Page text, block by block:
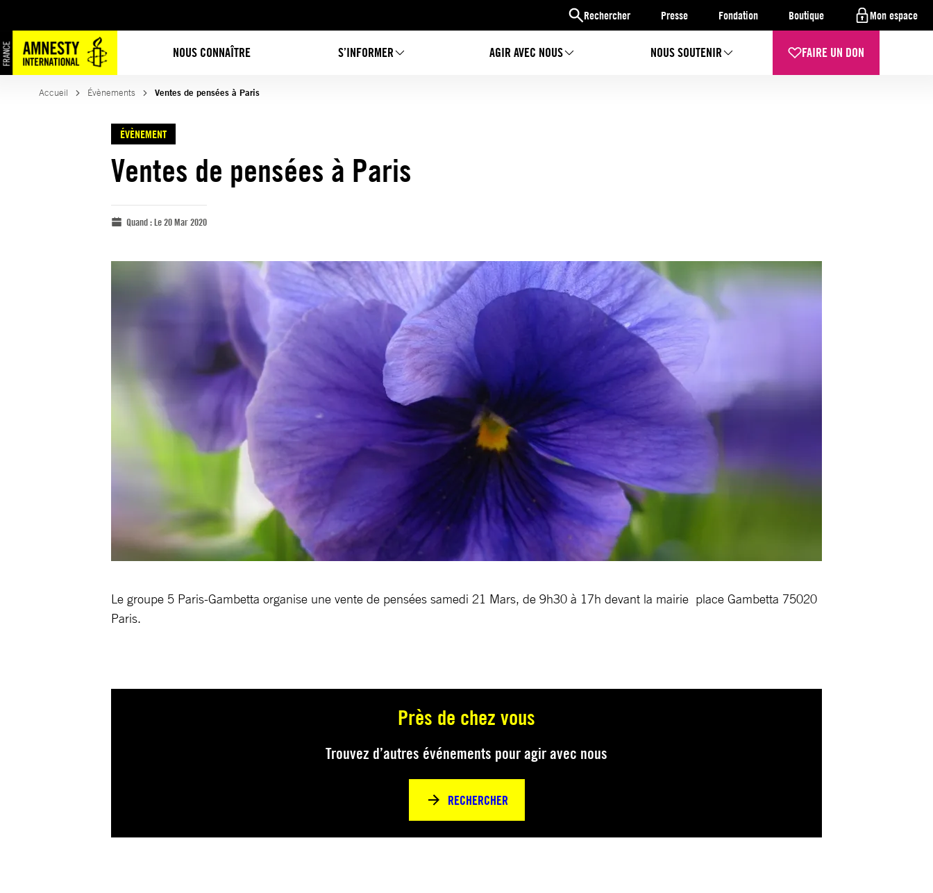
Rechercher Presse Fondation Boutique Mon espace
NOUS CONNAÎTRE S’INFORMER AGIR AVEC NOUS NOUS SOUTENIR FAIRE UN DON
Accueil Évènements Ventes de pensées à Paris
ÉVÈNEMENT
Ventes de pensées à Paris
Quand :Le 20 Mar 2020
Le groupe 5 Paris-Gambetta organise une vente de pensées samedi 21 Mars, de 9h30 à 17h devant la mairie place Gambetta 75020
Paris.
Près de chez vous
Trouvez d’autres événements pour agir avec nous
RECHERCHER